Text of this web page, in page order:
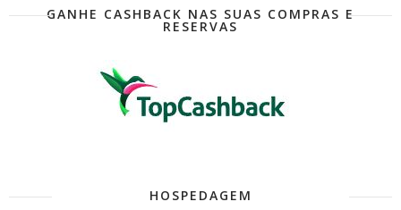
GANHE CASHBACK NAS SUAS COMPRAS E
RESERVAS
HOSPEDAGEM